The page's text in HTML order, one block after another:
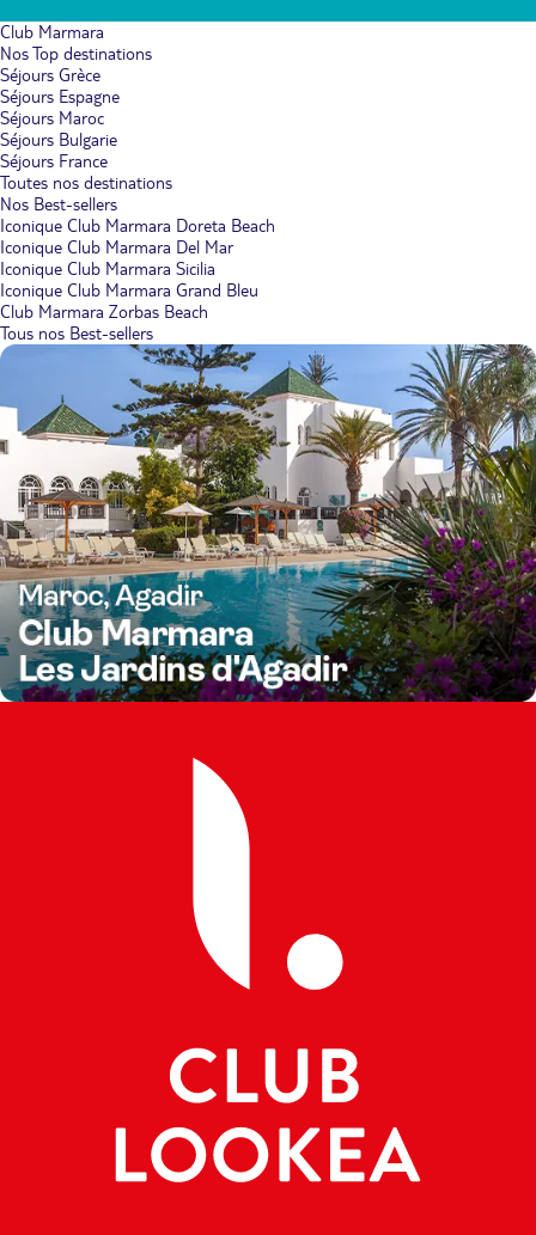
Club Marmara
Nos Top destinations
Séjours Grèce
Séjours Espagne
Séjours Maroc
Séjours Bulgarie
Séjours France
Toutes nos destinations
Nos Best-sellers
Iconique Club Marmara Doreta Beach
Iconique Club Marmara Del Mar
Iconique Club Marmara Sicilia
Iconique Club Marmara Grand Bleu
Club Marmara Zorbas Beach
Tous nos Best-sellers